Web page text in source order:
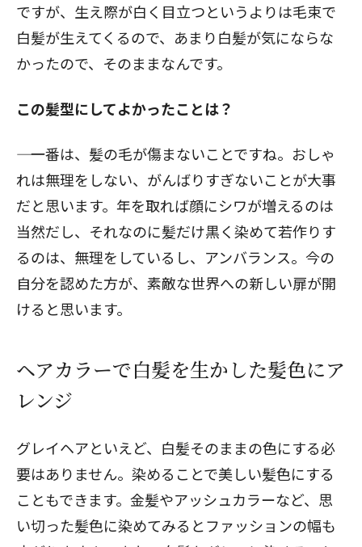
ですが、生え際が白く目立つというよりは毛束で
白髪が生えてくるので、あまり白髪が気にならな
かったので、そのままなんです。
この髪型にしてよかったことは？
―― 一番は、髪の毛が傷まないことですね。おしゃ
れは無理をしない、がんばりすぎないことが大事
だと思います。年を取れば顔にシワが増えるのは
当然だし、それなのに髪だけ黒く染めて若作りす
るのは、無理をしているし、アンバランス。今の
自分を認めた方が、素敵な世界への新しい扉が開
けると思います。
ヘアカラーで白髪を生かした髪色にア
レンジ
グレイヘアといえど、白髪そのままの色にする必
要はありません。染めることで美しい髪色にする
こともできます。金髪やアッシュカラーなど、思
い切った髪色に染めてみるとファッションの幅も